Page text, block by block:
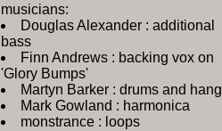
musicians:
Douglas Alexander : additional
bass
Finn Andrews : backing vox on
'Glory Bumps'
Martyn Barker : drums and hang
Mark Gowland : harmonica
monstrance : loops